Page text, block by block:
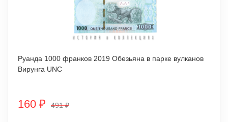
Руанда 1000 франков 2019 Обезьяна в парке вулканов
Вирунга UNC
160 ₽ 491₽